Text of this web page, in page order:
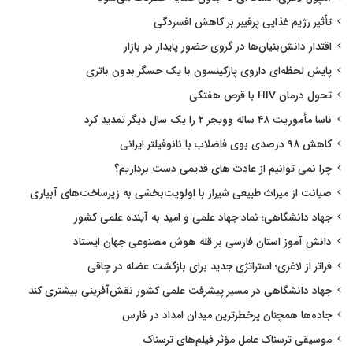
تأثیر رژیم غذایی پرفیبر بر کاهش افسردگی
اقتدار دانش‌بنیان‌ها در گروی حضور پایدار در بازار
پایش لحظه‌ای داروی پارکینسون با یک حسگر بدون باتری
تحول درمان HIV با قرص هفتگی
ناسا مأموریت ۴۸ ساله وویجر ۲ را یک سال دیگر تمدید کرد
کاهش ۹۸ درصدی بوی فاضلاب با نانوفیلتر ایرانی
چرا نمی توانیم از عادت های قدیمی دست برداریم؟
صیانت از میراث طبیعی شیراز با اولویت‌بخشی به زیرساخت‌های آبیاری
جهاد دانشگاهی؛ نماد جهاد علمی و امید به آینده علمی کشور
دانش آموز استان فارسی بر قله هوش مصنوعی جهان ایستاد
فراتر از لاغری؛ استراتژی جدید برای بازگشت عضله در چاقی
جهاد دانشگاهی در مسیر پیشرفت علمی کشور نقش‌آفرینی بیشتری کند
جاده‌ها همچنان پرخطرترین میدان امداد در فارس
موسیقی ترسناک عامل مؤثر فیلم‌های ترسناک